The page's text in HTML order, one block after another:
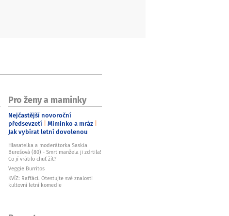
Pro ženy a maminky
Nejčastější novoroční
předsevzetí Miminko a mráz
Jak vybírat letní dovolenou
Hlasatelka a moderátorka Saskia
Burešová (80) - Smrt manžela ji zdrtila!
Co jí vrátilo chuť žít?
Veggie Burritos
KVÍZ: Rafťáci. Otestujte své znalosti
kultovní letní komedie